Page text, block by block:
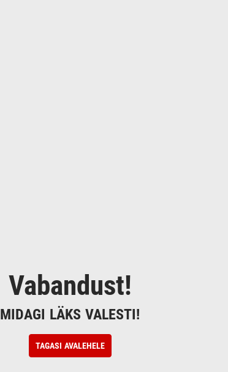
Vabandust!
MIDAGI LÄKS VALESTI!
TAGASI AVALEHELE